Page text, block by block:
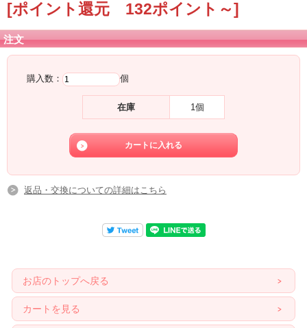
紫外線に当て続けると退色してしまいます。
たんたんのリーディング記事はこちらへ☆
[ポイント還元 132ポイント～]
注文
購入数： 個
在庫 1個
返品・交換についての詳細はこちら
お店のトップへ戻る
カートを見る